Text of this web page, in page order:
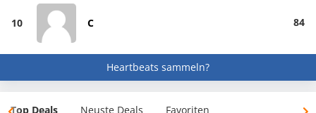
10 C 84
Heartbeats sammeln?
Top Deals Neuste Deals Favoriten